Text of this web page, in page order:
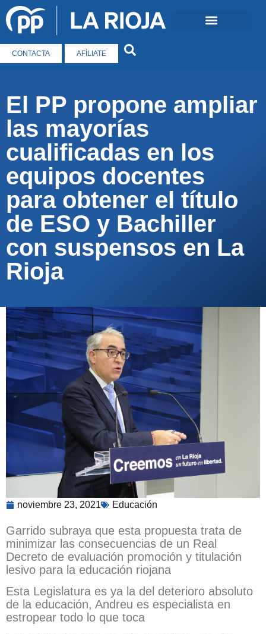
CONTACTA AFÍLIATE
El PP propone ampliar
las mayorías
cualificadas en los
equipos docentes
para obtener el título
de ESO y Bachiller
con suspensos en La
Rioja
noviembre 23, 2021 Educación
Garrido subraya que esta propuesta trata de
minimizar las consecuencias de un Real
Decreto de evaluación promoción y titulación
lesivo para la educación riojana
Esta Legislatura es ya la del deterioro absoluto
de la educación, Andreu es especialista en
estropear todo lo que toca